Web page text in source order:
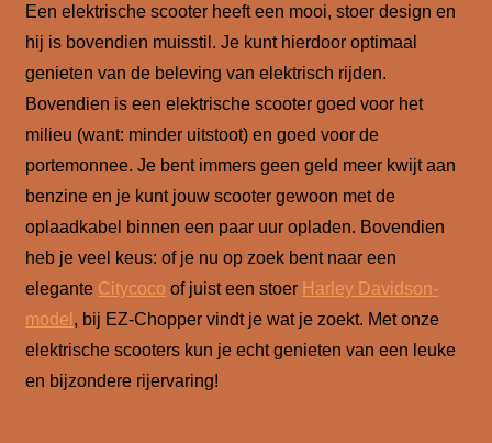
Een elektrische scooter heeft een mooi, stoer design en
hij is bovendien muisstil. Je kunt hierdoor optimaal
genieten van de beleving van elektrisch rijden.
Bovendien is een elektrische scooter goed voor het
milieu (want: minder uitstoot) en goed voor de
portemonnee. Je bent immers geen geld meer kwijt aan
benzine en je kunt jouw scooter gewoon met de
oplaadkabel binnen een paar uur opladen. Bovendien
heb je veel keus: of je nu op zoek bent naar een
elegante Citycoco of juist een stoer Harley Davidson-
model , bij EZ-Chopper vindt je wat je zoekt. Met onze
elektrische scooters kun je echt genieten van een leuke
en bijzondere rijervaring!